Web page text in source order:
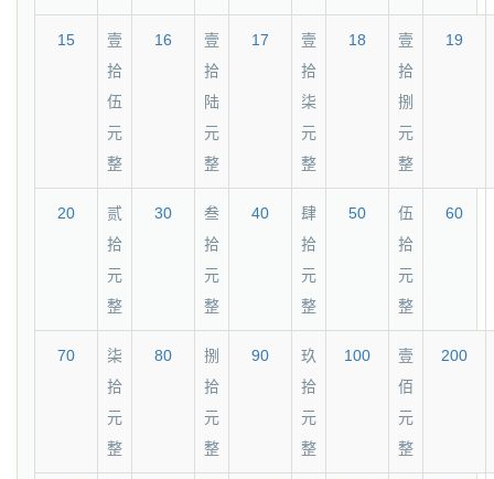
15
壹
拾
伍
元
整
16
壹
拾
陆
元
整
17
壹
拾
柒
元
整
18
壹
拾
捌
元
整
19
20
贰
拾
元
整
30
叁
拾
元
整
40
肆
拾
元
整
50
伍
拾
元
整
60
70
柒
拾
元
整
80
捌
拾
元
整
90
玖
拾
元
整
100
壹
佰
元
整
200